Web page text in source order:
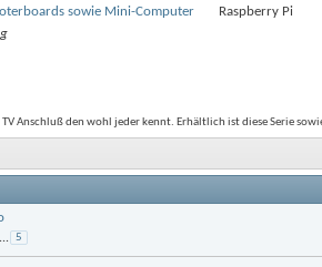
sowie Mini-Computer
Raspberry Pi
Anschluß den wohl jeder kennt. Erhältlich ist diese Serie
... 5